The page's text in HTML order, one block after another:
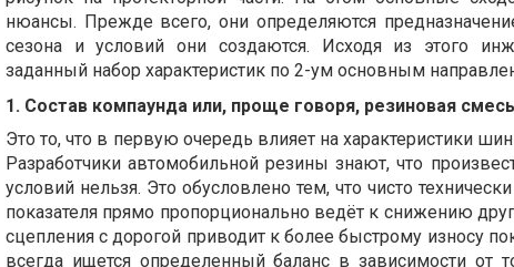
нюансы. Прежде всего, они определяются
сезона и условий они создаются. Исходя из этого
заданный набор характеристик по 2-ум основным
1. Состав компаунда или, проще говоря, резиновая смесь
Это то, что в первую очередь влияет на характеристики
Разработчики автомобильной резины знают, что
условий нельзя. Это обусловлено тем, что чисто
показателя прямо пропорционально ведёт к снижению
сцепления с дорогой приводит к более быстрому износу
всегда ищется определенный баланс в зависимости от